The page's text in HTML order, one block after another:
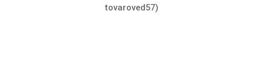
tovaroved57)